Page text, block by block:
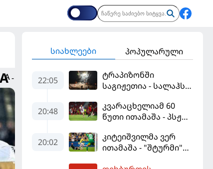
-
სიახლეები პოპულარული
22:05
ტრაპიზონში
საგიჟეთია - სალაჰს
დახვდა
20:48
კვარაცხელიამ 60
წუთი ითამაშა - პსჟ
მატჩში
"მალიორკასთან"
20:02
კიტეიშვილმა ვერ
ითამაშა - "შტურმი"